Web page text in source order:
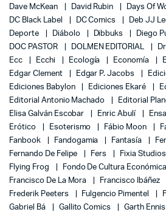
Dave McKean
David Rubin
Days Of
DC Black Label
DC Comics Deb JJ
Deporte
Diábolo Dibbuks Diego
DOC PASTOR
DOLMEN EDITORIAL
Ecc
Ecchi Ecología Economía
Edgar Clement
Edgar P. Jacobs
Ediciones Babylon
Ediciones Ekaré
Editorial Antonio Machado
Editorial
Elisa Galván Escobar
Enric Abulí
Erótico
Esoterismo Fábio Moon
Fanbook
Fandogamia Fantasía
Fernando De Felipe
Fers Fixia Studios
Flying Frog
Fondo De Cultura Económica
Francisco De La Mora
Francisco Ibáñez
Frederik Peeters
Fulgencio Pimentel
Gabriel Bá
Gallito Comics Garth Ennis